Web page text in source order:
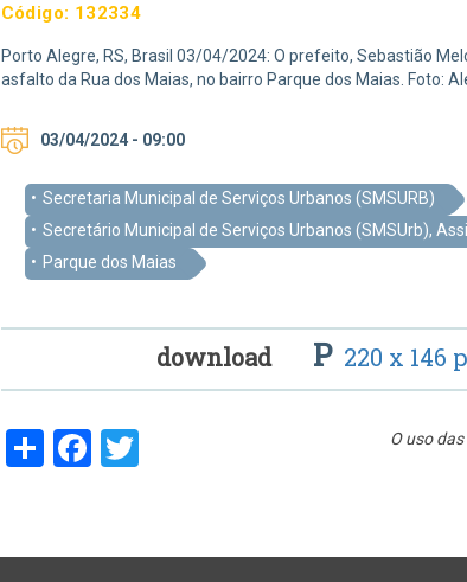
Código: 132334
Porto Alegre, RS, Brasil 03/04/2024: O prefeito, Sebastião
asfalto da Rua dos Maias, no bairro Parque dos Maias. Foto:
03/04/2024 - 09:00
Secretaria Municipal de Serviços Urbanos (SMSURB)
Secretário Municipal de Serviços Urbanos (SMSUrb),
Parque dos Maias
download P 220 x 146
O uso
ShareFacebook
Twitter